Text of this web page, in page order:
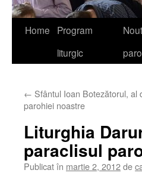
Home
Program
liturgic
← Sfântul Ioan Botezătorul, al
parohiei noastre
Liturghia
paraclisul
Publicat în martie 2, 2012de